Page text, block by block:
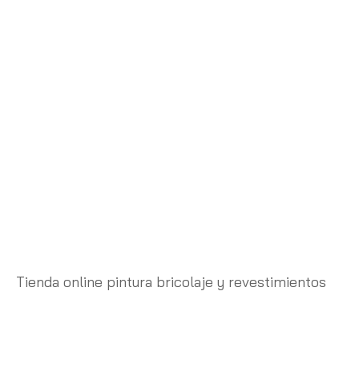
Tienda online pintura bricolaje y revestimientos